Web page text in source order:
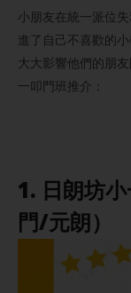
小朋友在統一派位
進了自己不喜歡的
大大影響他們的朋
一叩門班推介：
1. 日朗坊
門/元朗）